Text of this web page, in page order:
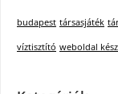
budapest társasjáték
víztisztító weboldal